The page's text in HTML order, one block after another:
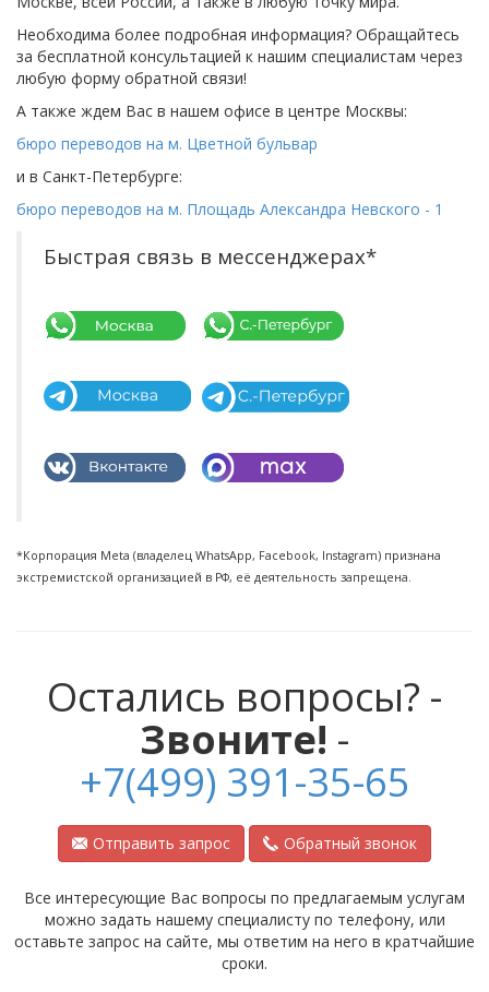
Необходима более подробная информация? Обращайтесь
за бесплатной консультацией к нашим специалистам через
любую форму обратной связи!
А также ждем Вас в нашем офисе в центре Москвы:
бюро переводов на м. Цветной бульвар
и в Санкт-Петербурге:
бюро переводов на м. Площадь Александра Невского - 1
Быстрая связь в мессенджерах*
*Корпорация Meta (владелец WhatsApp, Facebook, Instagram) признана
экстремистской организацией в РФ, её деятельность запрещена.
Остались вопросы? -
Звоните! -
+7(499) 391-35-65
Отправить запрос Обратный звонок
Все интересующие Вас вопросы по предлагаемым услугам
можно задать нашему специалисту по телефону, или
оставьте запрос на сайте, мы ответим на него в кратчайшие
сроки.